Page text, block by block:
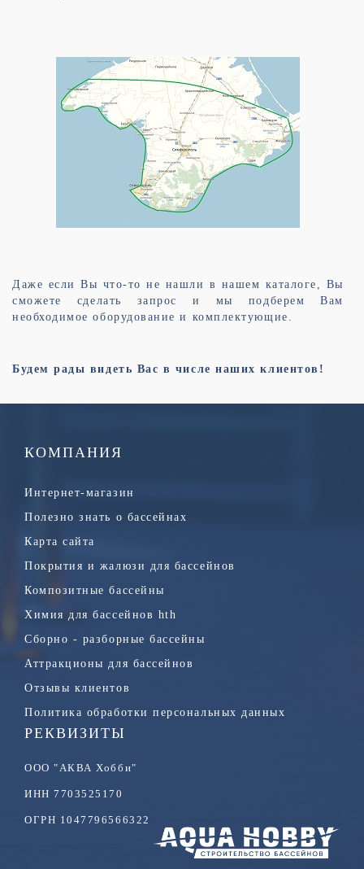
Даже если Вы что-то не нашли в нашем каталоге, Вы
сможете сделать запрос и мы подберем Вам
необходимое оборудование и комплектующие.
Будем рады видеть Вас в числе наших клиентов!
КОМПАНИЯ
Интернет-магазин
Полезно знать о бассейнах
Карта сайта
Покрытия и жалюзи для бассейнов
Композитные бассейны
Химия для бассейнов hth
Сборно - разборные бассейны
Аттракционы для бассейнов
Отзывы клиентов
Политика обработки персональных данных
РЕКВИЗИТЫ
ООО "АКВА Хобби"
ИНН 7703525170
ОГРН 1047796566322